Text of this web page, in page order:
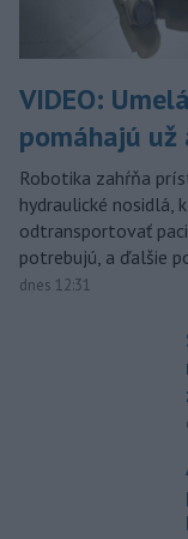
VIDEO:
pomáhajú už
Robotika zahŕňa
hydraulické nosidlá,
odtransportovať
potrebujú, a ďalšie
dnes 12:31